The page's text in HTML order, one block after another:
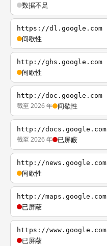
数据不足
https://dl.google.com
间歇性
http://ghs.google.com
间歇性
http://doc.google.com
截至 2026 年 间歇性
http://docs.google.com
截至 2026 年 已屏蔽
http://news.google.com
间歇性
http://maps.google.com
已屏蔽
https://www.google.com
已屏蔽